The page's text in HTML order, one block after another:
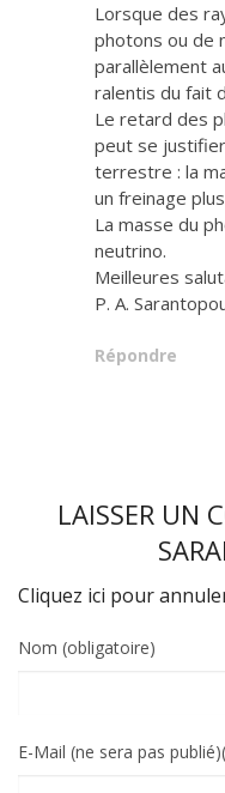
Lorsque des
photons ou de
parallèlement
ralentis du fait
Le retard des
peut se
terrestre : la
un freinage
La masse du
neutrino.
Meilleures
P. A.
Répondre
LAISSER UN
Cliquez ici pour
Nom (obligatoire)
E-Mail (ne sera pas